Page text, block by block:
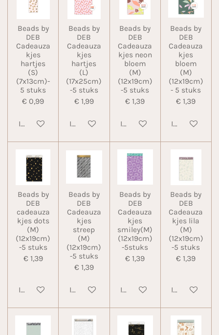
Beads by
DEB
Cadeauza
kjes
hartjes
(S)
(7x13cm)-
5 stuks
€ 0,99
In winkelwagen
Beads by
DEB
Cadeauza
kjes
hartjes
(L)
(17x25cm)
-5 stuks
€ 1,99
In winkelwagen
Beads by
DEB
Cadeauza
kjes neon
bloem
(M)
(12x19cm)
-5 stuks
€ 1,39
In winkelwagen
Beads by
DEB
Cadeauza
kjes
bloem
(M)
(12x19cm)
- 5 stuks
€ 1,39
In
Beads by
DEB
cadeauza
kjes dots
(M)
(12x19cm)
-5 stuks
€ 1,39
In winkelwagen
Beads by
DEB
Cadeauza
kjes
streep
(M)
(12x19cm)
-5 stuks
€ 1,39
In winkelwagen
Beads by
DEB
Cadeauza
kjes
smiley(M)
(12x19cm)
-5stuks
€ 1,39
In winkelwagen
Beads by
DEB
Cadeauza
kjes lila
(M)
(12x19cm)
-5 stuks
€ 1,39
In